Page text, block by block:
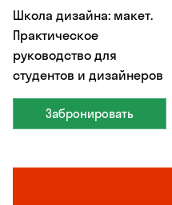
Школа дизайна: макет.
Практическое
руководство для
студентов и дизайнеров
Забронировать